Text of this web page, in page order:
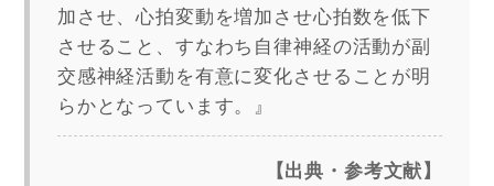
加させ、心拍変動を増加させ心拍数を低下
させること、すなわち自律神経の活動が副
交感神経活動を有意に変化させることが明
らかとなっています。』
【出典・参考文献】